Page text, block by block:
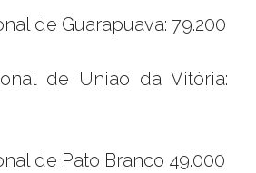
de Guarapuava: 79.200
de União da Vitória:
de Pato Branco 49.000